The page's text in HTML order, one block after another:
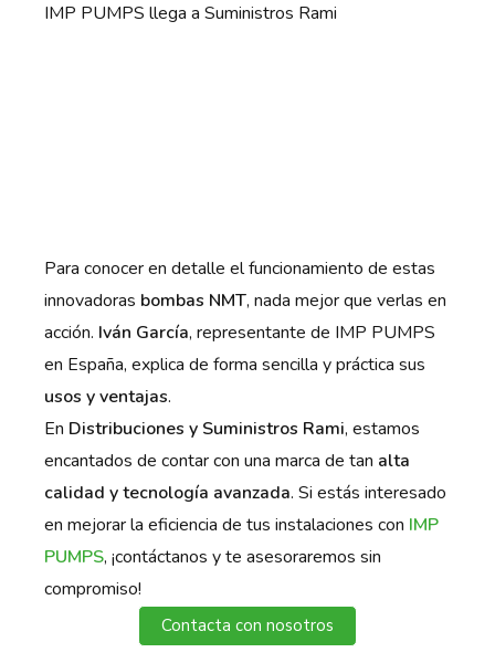
IMP PUMPS llega a Suministros Rami
Para conocer en detalle el funcionamiento de estas
innovadoras bombas NMT, nada mejor que verlas en
acción. Iván García, representante de IMP PUMPS
en España, explica de forma sencilla y práctica sus
usos y ventajas.
En Distribuciones y Suministros Rami, estamos
encantados de contar con una marca de tan alta
calidad y tecnología avanzada. Si estás interesado
en mejorar la eficiencia de tus instalaciones con IMP
PUMPS, ¡contáctanos y te asesoraremos sin
compromiso!
Contacta con nosotros